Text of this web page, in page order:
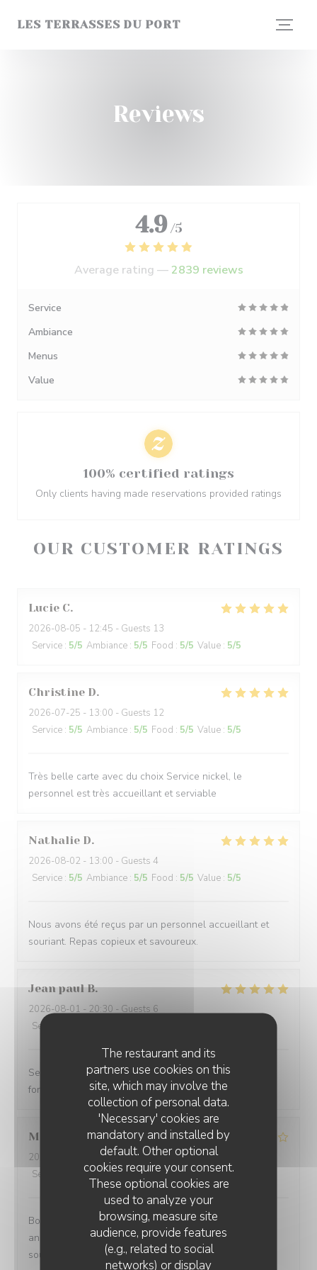
The restaurant and its
partners use cookies on this
site, which may involve the
collection of personal data.
'Necessary' cookies are
mandatory and installed by
default. Other optional
cookies require your consent.
These optional cookies are
used to analyze your
browsing, measure site
audience, provide features
(e.g., related to social
networks) or display
LES TERRASSES DU PORT
Reviews
OUR CUSTOMER RATINGS
Lucie C
2026-08-05 - 12:45 - Guests 13
Service : 5/5 Ambiance : 5/5 Food : 5/5 Value : 5/5
Christine D
2026-07-25 - 13:00 - Guests 12
Service : 5/5 Ambiance : 5/5 Food : 5/5 Value : 5/5
Très belle carte avec du choix Service nickel, le
personnel est très accueillant et serviable
Nathalie D
2026-08-02 - 13:00 - Guests 4
Service : 5/5 Ambiance : 5/5 Food : 5/5 Value : 5/5
Nous avons été reçus par un personnel accueillant et
souriant. Repas copieux et savoureux.
Jean paul B
2026-08-01 - 20:30 - Guests 6
Service
Service excellent. Repas de qualité. Je recommande
fortement
Mathias B
2026-08-02
- 12:15 - Guests 8
Service
Ambiance :4/5 Food: 5 /5 Value: 3/5
Bonne endroit un petit 🎁 à l occasion de mon
anniversaire aurait été sympa vue que nous venons
souvent chez vous .merci quand même
4.9 /5
Average rating — 2839 reviews
Service
Ambiance
Menus
Value
100% certified ratings
Only clients having made reservations provided ratings